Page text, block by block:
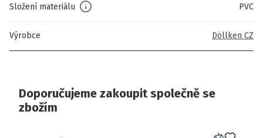
Složení materiálu PVC
Výrobce Döllken CZ
Doporučujeme zakoupit společně se
zbožím